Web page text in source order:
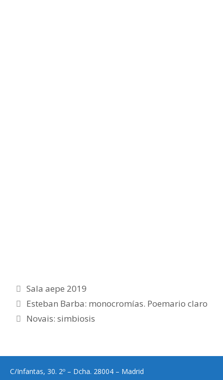
Categorías
Sala aepe 2019
Esteban Barba: monocromías. Poemario claro
Novais: simbiosis
C/Infantas, 30. 2º – Dcha. 28004 – Madrid